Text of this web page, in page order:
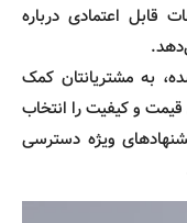
قابل اعتمادی درباره
به مشتریانتان کمک
و کیفیت را انتخاب
ویژه دسترسی